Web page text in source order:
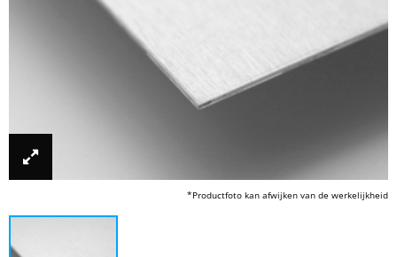
*Productfoto kan afwijken van de werkelijkheid